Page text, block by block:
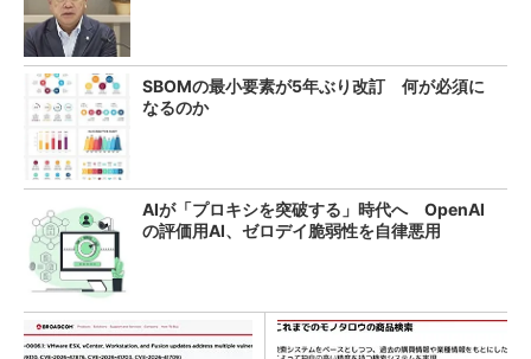
SBOMの最小要素が5年ぶり改訂 何が必須に
なるのか
AIが「プロキシを突破する」時代へ OpenAI
の評価用AI、ゼロデイ脆弱性を自律悪用